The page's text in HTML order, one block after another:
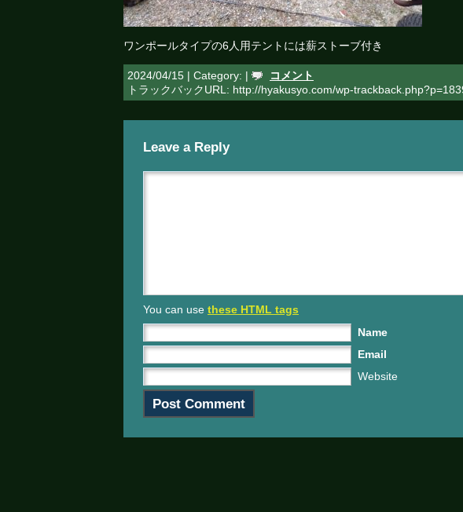
ワンポールタイプの6人用テントには薪ストーブ付き
2024/04/15 | Category: |
コメント
トラックバックURL: http://hyakusyo.com/wp-
Leave a Reply
You can use these HTML tags
Name
Email
Website